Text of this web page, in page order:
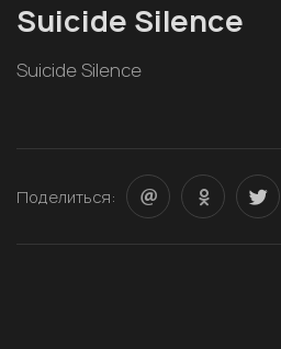
Suicide Silence
Suicide Silence
Поделиться: